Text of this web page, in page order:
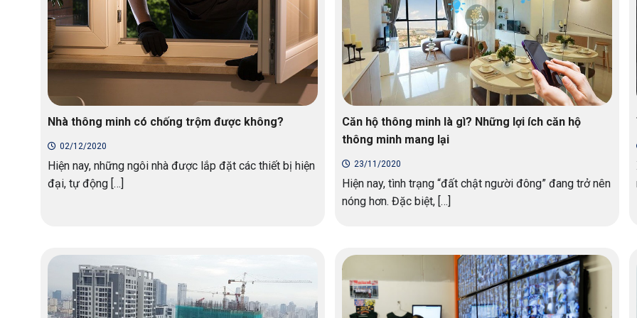
Nhà thông minh có chống trộm được không?
02/12/2020
Hiện nay, những ngôi nhà được lắp đặt các thiết bị hiện
đại, tự động […]
Căn hộ thông minh là gì? Những lợi ích căn hộ
thông minh mang lại
23/11/2020
Hiện nay, tình trạng “đất chật người đông” đang trở nên
nóng hơn. Đặc biệt, […]